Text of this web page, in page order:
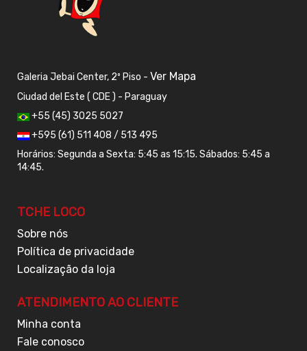
Galeria Jebai Center, 2º Piso - Ver Mapa
Ciudad del Este ( CDE ) - Paraguay
+55 (45) 3025 5027
+595 (61) 511 408 / 513 495
Horários: Segunda a Sexta: 5:45 as 15:15. Sábados: 5:45 a
14:45.
TCHE LOCO
Sobre nós
Política de privacidade
Localização da loja
ATENDIMENTO AO CLIENTE
Minha conta
Fale conosco